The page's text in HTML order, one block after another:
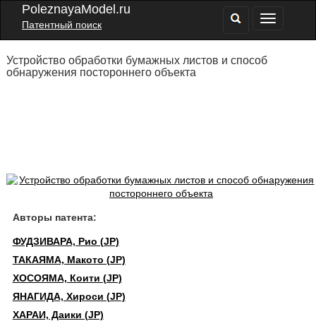
PoleznayaModel.ru
Патентный поиск
Устройство обработки бумажных листов и способ
обнаружения постороннего объекта
Авторы патента:
ФУДЗИВАРА, Рио (JP)
ТАКАЯМА, Макото (JP)
ХОСОЯМА, Коити (JP)
ЯНАГИДА, Хироси (JP)
ХАРАИ, Даики (JP)